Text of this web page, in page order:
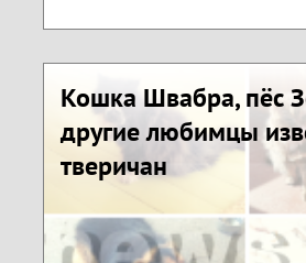
Кошка Швабра, пёс
другие любимцы
тверичан